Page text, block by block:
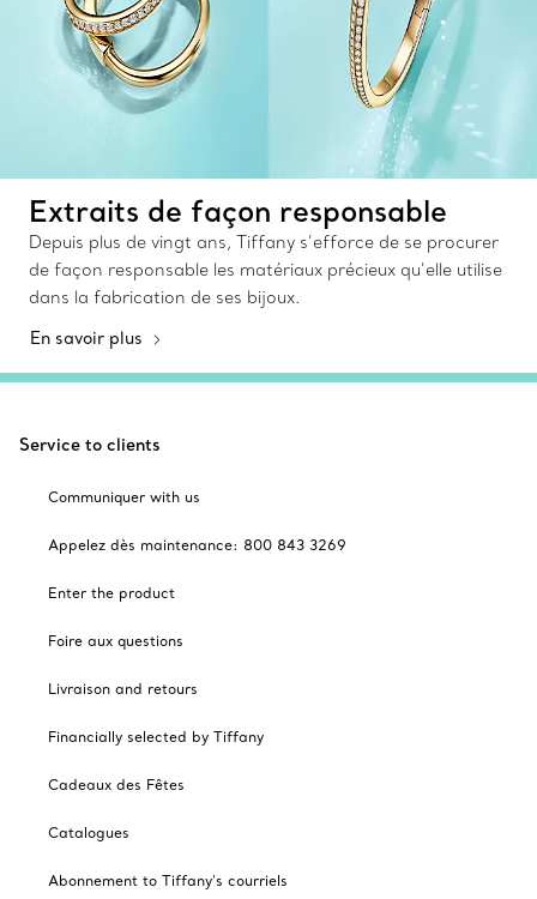
Extraits de façon responsable
Depuis plus de vingt ans, Tiffany s’efforce de se procurer
de façon responsable les matériaux précieux qu’elle utilise
dans la fabrication de ses bijoux.
En savoir plus
Service to clients
Communiquer with us
Appelez dès maintenance: 800 843 3269
Enter the product
Foire aux questions
Livraison and retours
Financially selected by Tiffany
Cadeaux des Fêtes
Catalogues
Abonnement to Tiffany's courriels